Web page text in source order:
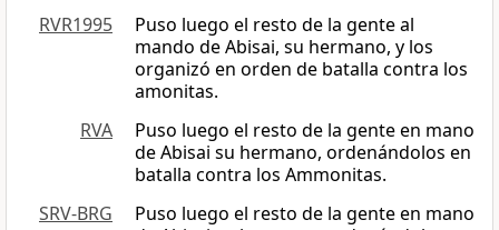
RVR1995
Puso luego el resto de la gente al
mando de Abisai, su hermano, y los
organizó en orden de batalla contra los
amonitas.
RVA
Puso luego el resto de la gente en mano
de Abisai su hermano, ordenándolos en
batalla contra los Ammonitas.
SRV-BRG
Puso luego el resto de la gente en mano